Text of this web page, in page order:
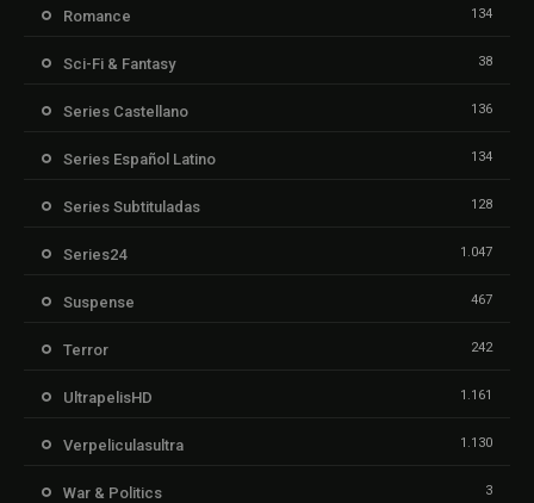
Romance 134
Sci-Fi & Fantasy 38
Series Castellano 136
Series Español Latino 134
Series Subtituladas 128
Series24 1.047
Suspense 467
Terror 242
UltrapelisHD 1.161
Verpeliculasultra 1.130
War & Politics 3